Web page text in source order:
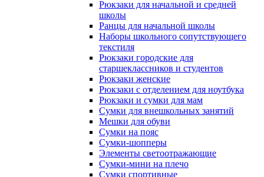
Рюкзаки для начальной и средней
школы
Ранцы для начальной школы
Наборы школьного сопутствующего
текстиля
Рюкзаки городские для
старшеклассников и студентов
Рюкзаки женские
Рюкзаки с отделением для ноутбука
Рюкзаки и сумки для мам
Сумки для внешкольных занятий
Мешки для обуви
Сумки на пояс
Сумки-шопперы
Элементы светоотражающие
Сумки-мини на плечо
Сумки спортивные